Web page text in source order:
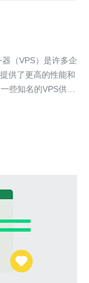
供了更高的性能和
些知名的VPS供应
他们的服务器位